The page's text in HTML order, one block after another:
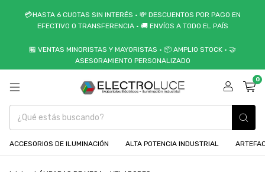
💳HASTA 6 CUOTAS SIN INTERÉS • 💸 DESCUENTOS POR PAGO EN
EFECTIVO O TRANSFERENCIA • 🚚 ENVÍOS A TODO EL PAÍS
🏪 VENTAS MINORISTAS Y MAYORISTAS • 📦 AMPLIO STOCK • 🤝
ASESORAMIENTO PERSONALIZADO
0
ACCESORIOS DE ILUMINACIÓN ALTA POTENCIA INDUSTRIAL